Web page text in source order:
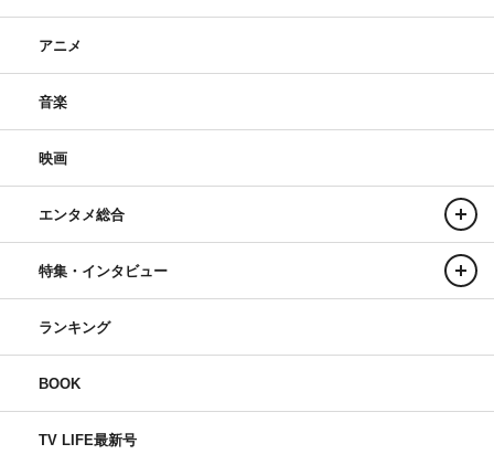
アニメ
音楽
映画
エンタメ総合
特集・インタビュー
ランキング
BOOK
TV LIFE最新号